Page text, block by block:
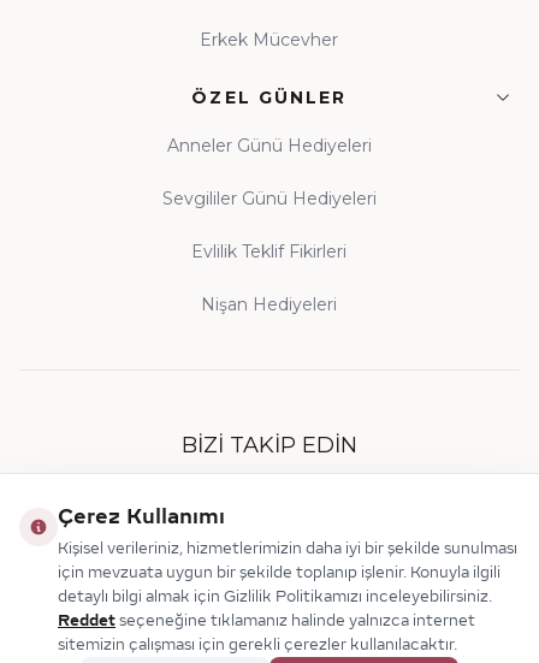
Erkek Mücevher
ÖZEL GÜNLER
Anneler Günü Hediyeleri
Sevgililer Günü Hediyeleri
Evlilik Teklif Fikirleri
Nişan Hediyeleri
© 2026 Makdis Pırlanta
BIZI TAKIP EDIN
Çerez Kullanımı
Kişisel verileriniz, hizmetlerimizin daha iyi bir şekilde sunulması
için mevzuata uygun bir şekilde toplanıp işlenir. Konuyla ilgili
detaylı bilgi almak için Gizlilik Politikamızı inceleyebilirsiniz.
Reddet seçeneğine tıklamanız halinde yalnızca internet
sitemizin çalışması için gerekli çerezler kullanılacaktır.